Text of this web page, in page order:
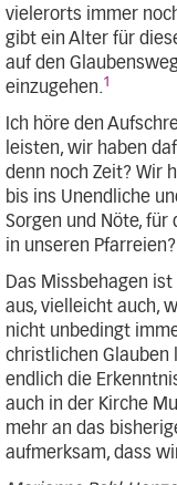
vielerorts immer
gibt ein Alter für
auf den
einzugehen.1
Ich höre den
leisten, wir haben
denn noch Zeit? Wir
bis ins Unendliche
Sorgen und Nöte, für
in unseren Pfarreien?
Das Missbehagen
aus, vielleicht auch,
nicht unbedingt
christlichen Glauben
endlich die
auch in der Kirche
mehr an das
aufmerksam, dass